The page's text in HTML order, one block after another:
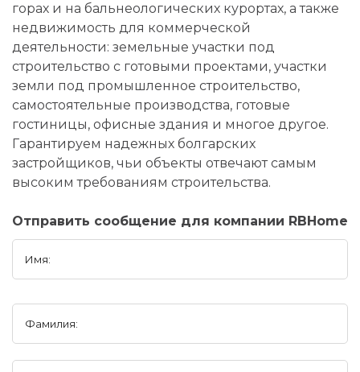
горах и на бальнеологических курортах, а также
недвижимость для коммерческой
деятельности: земельные участки под
строительство с готовыми проектами, участки
земли под промышленное строительство,
самостоятельные производства, готовые
гостиницы, офисные здания и многое другое.
Гарантируем надежных болгарских
застройщиков, чьи объекты отвечают самым
высоким требованиям строительства.
Отправить сообщение для компании RBHome
Имя:
Фамилия: